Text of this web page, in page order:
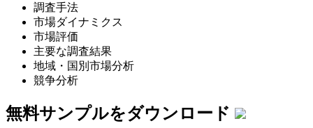
調査手法
市場ダイナミクス
市場評価
主要な調査結果
地域・国別市場分析
競争分析
無料サンプルをダウンロード